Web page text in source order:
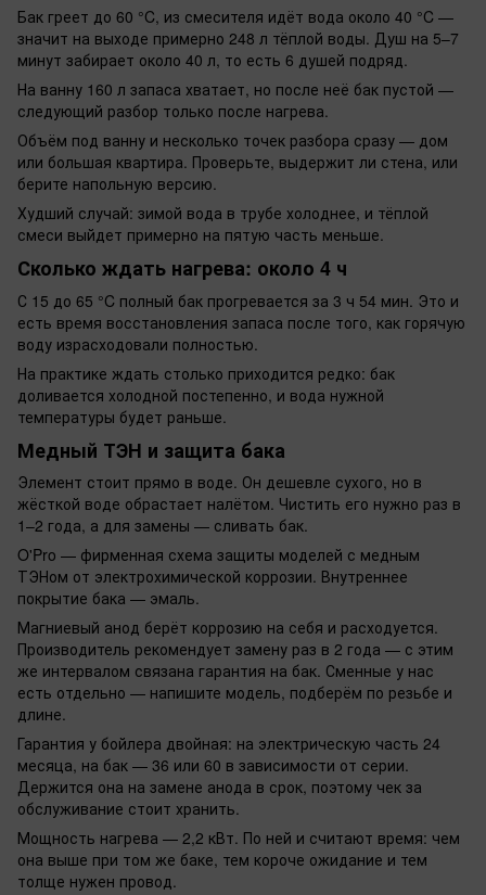
Бак греет до 60 °C, из смесителя идёт вода около 40 °C —
значит на выходе примерно 248 л тёплой воды. Душ на 5–7
минут забирает около 40 л, то есть 6 душей подряд.
На ванну 160 л запаса хватает, но после неё бак пустой —
следующий разбор только после нагрева.
Объём под ванну и несколько точек разбора сразу — дом
или большая квартира. Проверьте, выдержит ли стена, или
берите напольную версию.
Худший случай: зимой вода в трубе холоднее, и тёплой
смеси выйдет примерно на пятую часть меньше.
Сколько ждать нагрева: около 4 ч
С 15 до 65 °C полный бак прогревается за 3 ч 54 мин. Это и
есть время восстановления запаса после того, как горячую
воду израсходовали полностью.
На практике ждать столько приходится редко: бак
доливается холодной постепенно, и вода нужной
температуры будет раньше.
Медный ТЭН и защита бака
Элемент стоит прямо в воде. Он дешевле сухого, но в
жёсткой воде обрастает налётом. Чистить его нужно раз в
1–2 года, а для замены — сливать бак.
O'Pro — фирменная схема защиты моделей с медным
ТЭНом от электрохимической коррозии. Внутреннее
покрытие бака — эмаль.
Магниевый анод берёт коррозию на себя и расходуется.
Производитель рекомендует замену раз в 2 года — с этим
же интервалом связана гарантия на бак. Сменные у нас
есть отдельно — напишите модель, подберём по резьбе и
длине.
Гарантия у бойлера двойная: на электрическую часть 24
месяца, на бак — 36 или 60 в зависимости от серии.
Держится она на замене анода в срок, поэтому чек за
обслуживание стоит хранить.
Мощность нагрева — 2,2 кВт. По ней и считают время: чем
она выше при том же баке, тем короче ожидание и тем
толще нужен провод.